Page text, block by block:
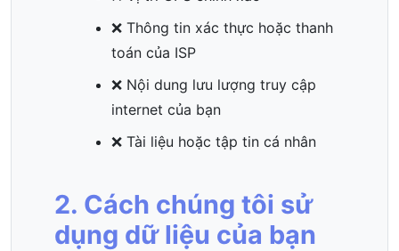
❌ Thông tin xác thực hoặc thanh
toán của ISP
❌ Nội dung lưu lượng truy cập
internet của bạn
❌ Tài liệu hoặc tập tin cá nhân
2. Cách chúng tôi sử
dụng dữ liệu của bạn